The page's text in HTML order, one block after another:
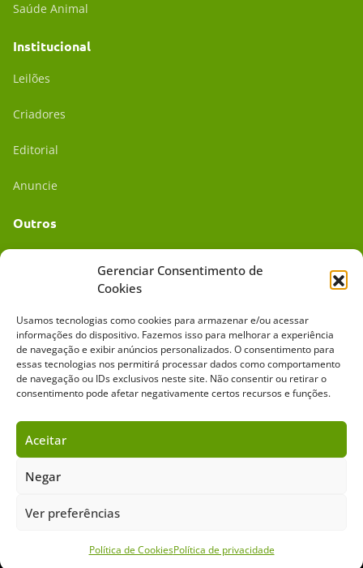
Gerenciar Consentimento de
Cookies
Usamos tecnologias como cookies para armazenar e/ou acessar
informações do dispositivo. Fazemos isso para melhorar a experiência
de navegação e exibir anúncios personalizados. O consentimento para
essas tecnologias nos permitirá processar dados como comportamento
de navegação ou IDs exclusivos neste site. Não consentir ou retirar o
consentimento pode afetar negativamente certos recursos e funções.
Aceitar
Negar
Ver preferências
Política de CookiesPolítica de privacidade
Saúde Animal
Institucional
Leilões
Criadores
Editorial
Anuncie
Outros
Mídia Kit
Sobre o Cavalus Leilões Anuncie
Copyright ©️ 2026 • Grupo Cavalus de Comunicação. Todos os direitos
Política de Privacidade | Termos de Serviço